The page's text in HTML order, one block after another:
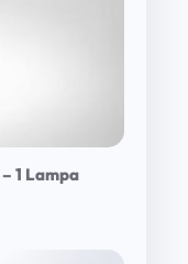
1 Lampa